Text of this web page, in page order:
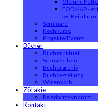
Öle und
FODMAP -
bei Reizdarm
Seminare
Kochkurse
Projekte/Events
Bücher
Bücher aktuell
Schnäppchen
Bücherarchiv
Buchbestellung
Warenkorb
Zöliakie
Reizdarmsyndrom
Kontakt